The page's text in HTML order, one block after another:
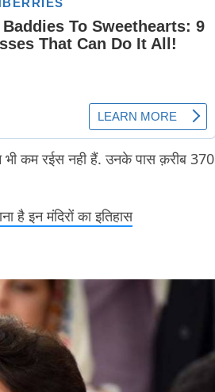
भी कम रईस नही हैं. उनके पास क़रीब 370
है इन मंदिरों का इतिहास